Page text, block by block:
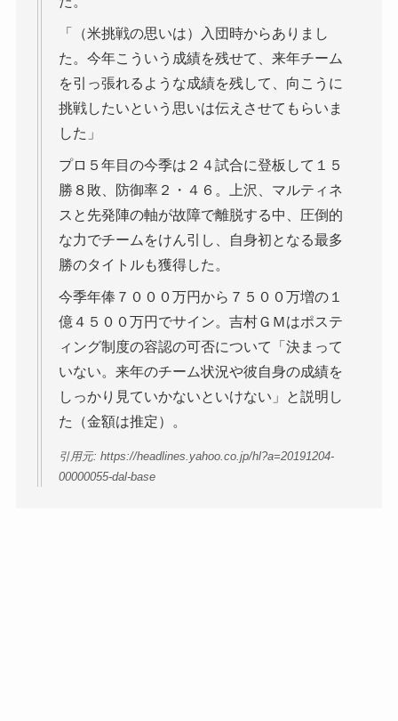
「（米挑戦の思いは）入団時からありまし
た。今年こういう成績を残せて、来年チーム
を引っ張れるような成績を残して、向こうに
挑戦したいという思いは伝えさせてもらいま
した」
プロ５年目の今季は２４試合に登板して１５
勝８敗、防御率２・４６。上沢、マルティネ
スと先発陣の軸が故障で離脱する中、圧倒的
な力でチームをけん引し、自身初となる最多
勝のタイトルも獲得した。
今季年俸７０００万円から７５００万増の１
億４５００万円でサイン。吉村ＧＭはポステ
ィング制度の容認の可否について「決まって
いない。来年のチーム状況や彼自身の成績を
しっかり見ていかないといけない」と説明し
た（金額は推定）。
引用元: https://headlines.yahoo.co.jp/hl?a=20191204-
00000055-dal-base